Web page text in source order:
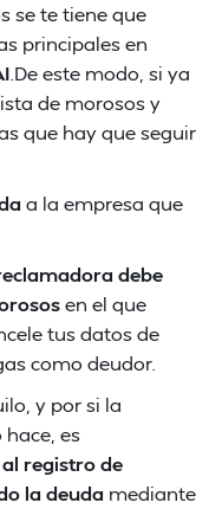
se te tiene que
principales en
.De este modo, si ya
de morosos y
que hay que seguir
a la empresa que
debe
en el que
tus datos de
como deudor.
y por si la
es
registro de
la deuda mediante